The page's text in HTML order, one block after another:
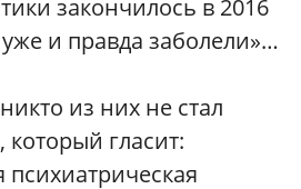
закончилось в 2016
и правда заболели»…
из них не стал
гласит: